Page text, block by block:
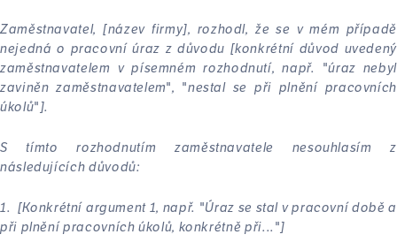
Zaměstnavatel, [název firmy], rozhodl, že se v mém případě
nejedná o pracovní úraz z důvodu [konkrétní důvod uvedený
zaměstnavatelem v písemném rozhodnutí, např. "úraz nebyl
zaviněn zaměstnavatelem", "nestal se při plnění pracovních
úkolů"].
S tímto rozhodnutím zaměstnavatele nesouhlasím z
následujících důvodů:
1. [Konkrétní argument 1, např. "Úraz se stal v pracovní době a
při plnění pracovních úkolů, konkrétně při..."]